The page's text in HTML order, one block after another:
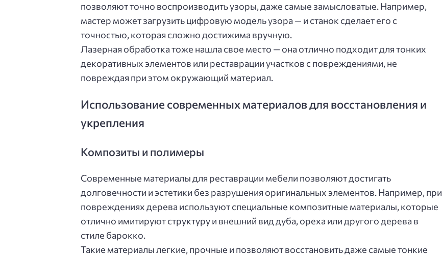
позволяют точно воспроизводить узоры, даже самые замысловатые. Например,
мастер может загрузить цифровую модель узора — и станок сделает его с
точностью, которая сложно достижима вручную.
Лазерная обработка тоже нашла свое место — она отлично подходит для тонких
декоративных элементов или реставрации участков с повреждениями, не
повреждая при этом окружающий материал.
Использование современных материалов для восстановления и
укрепления
Композиты и полимеры
Современные материалы для реставрации мебели позволяют достигать
долговечности и эстетики без разрушения оригинальных элементов. Например, при
повреждениях дерева используют специальные композитные материалы, которые
отлично имитируют структуру и внешний вид дуба, ореха или другого дерева в
стиле барокко.
Такие материалы легкие, прочные и позволяют восстановить даже самые тонкие